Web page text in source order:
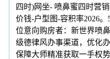
四时)网坐- 喷鼻蜜四时营
价钱-户型图-容积率2026
位意向购房者：新世界喷
级德律风办事渠道，优化
保障大师精准获取一手权